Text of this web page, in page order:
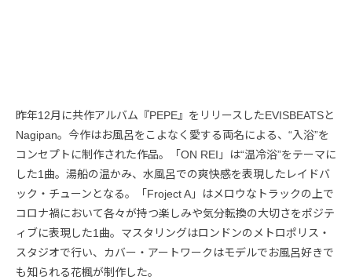
昨年12月に共作アルバム『PEPE』をリリースしたEVISBEATSと
Nagipan。今作はお風呂をこよなく愛する両名による、“入浴”を
コンセプトに制作された作品。「ON REI」は“温冷浴”をテーマに
した1曲。湯船の温かみ、水風呂での爽快感を表現したレイドバ
ック・チューンとなる。「Froject A」はメロウなトラックの上で
コロナ禍において各々が持つ楽しみや気分転換の大切さをポジテ
ィブに表現した1曲。マスタリングはロンドンのメトロポリス・
スタジオで行い、カバー・アートワークはモデルでお風呂好きで
も知られる花楓が制作した。